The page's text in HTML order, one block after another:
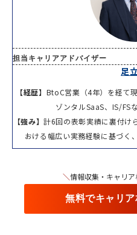
担当キャリアアドバイザー
足
【経歴】 BtoC営業（4年）を経て
ゾンタルSaaS、IS/FS
【強み】計6回の表彰実績に裏付け
おける幅広い実務経験に基づく
＼情報収集・キャリ
無料でキャリ